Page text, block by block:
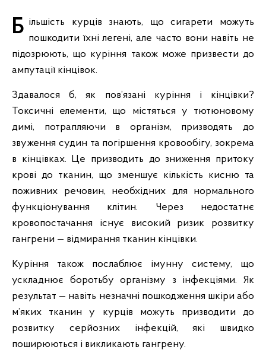
Більшість курців знають, що сигарети можуть пошкодити їхні легені, але часто вони навіть не
підозрюють, що куріння також може призвести до
ампутації кінцівок.
Здавалося б, як пов’язані куріння і кінцівки?
Токсичні елементи, що містяться у тютюновому
димі, потрапляючи в організм, призводять до
звуження судин та погіршення кровообігу, зокрема
в кінцівках. Це призводить до зниження притоку
крові до тканин, що зменшує кількість кисню та
поживних речовин, необхідних для нормального
функціонування клітин. Через недостатнє
кровопостачання існує високий ризик розвитку
гангрени — відмирання тканин кінцівки.
Куріння також послаблює імунну систему, що
ускладнює боротьбу організму з інфекціями. Як
результат — навіть незначні пошкодження шкіри або
м’яких тканин у курців можуть призводити до
розвитку серйозних інфекцій, які швидко
поширюються і викликають гангрену.